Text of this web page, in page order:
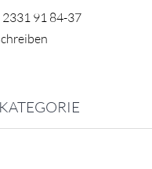
2331 91 84-37